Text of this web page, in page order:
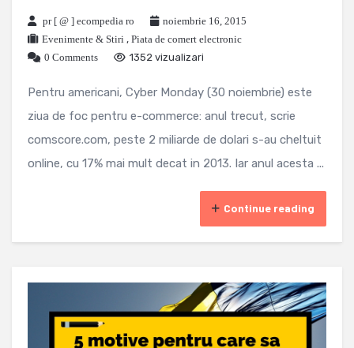
pr [ @ ] ecompedia ro
noiembrie 16, 2015
Evenimente & Stiri , Piata de comert electronic
0 Comments
1352 vizualizari
Pentru americani, Cyber Monday (30 noiembrie) este
ziua de foc pentru e-commerce: anul trecut, scrie
comscore.com, peste 2 miliarde de dolari s-au cheltuit
online, cu 17% mai mult decat in 2013. Iar anul acesta ...
Continue reading